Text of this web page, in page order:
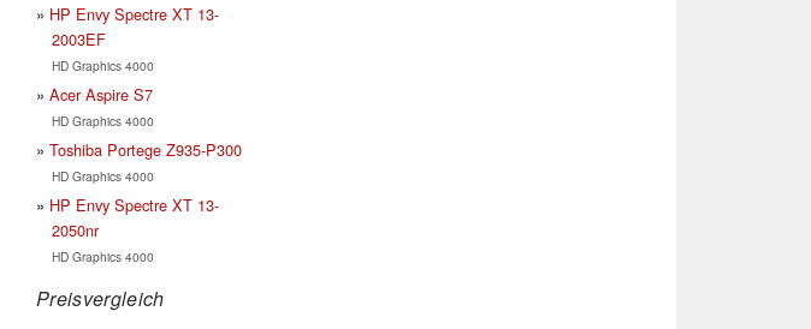
HP Envy Spectre XT 13-
2003EF
HD Graphics 4000
Acer Aspire S7
HD Graphics 4000
Toshiba Portege Z935-P300
HD Graphics 4000
HP Envy Spectre XT 13-
2050nr
HD Graphics 4000
Preisvergleich